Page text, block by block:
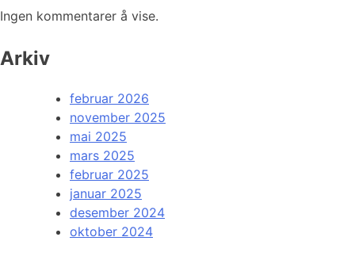
Ingen kommentarer å vise.
Arkiv
februar 2026
november 2025
mai 2025
mars 2025
februar 2025
januar 2025
desember 2024
oktober 2024